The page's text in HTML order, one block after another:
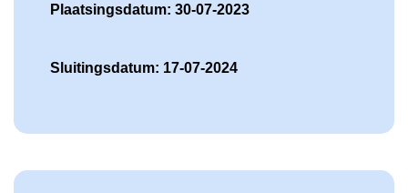
Plaatsingsdatum: 30-07-2023
Sluitingsdatum: 17-07-2024